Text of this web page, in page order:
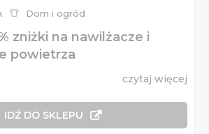
Dom i ogród
zniżki na nawilżacze i
powietrza
czytaj więcej
IDŹ DO SKLEPU